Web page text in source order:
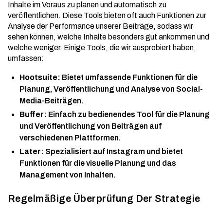
Inhalte im Voraus zu planen und automatisch zu
veröffentlichen. Diese Tools bieten oft auch Funktionen zur
Analyse der Performance unserer Beiträge, sodass wir
sehen können, welche Inhalte besonders gut ankommen und
welche weniger. Einige Tools, die wir ausprobiert haben,
umfassen:
Hootsuite: Bietet umfassende Funktionen für die
Planung, Veröffentlichung und Analyse von Social-
Media-Beiträgen.
Buffer: Einfach zu bedienendes Tool für die Planung
und Veröffentlichung von Beiträgen auf
verschiedenen Plattformen.
Later: Spezialisiert auf Instagram und bietet
Funktionen für die visuelle Planung und das
Management von Inhalten.
Regelmäßige Überprüfung Der Strategie